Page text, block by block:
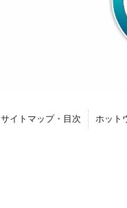
サイトマップ・目次 ホット